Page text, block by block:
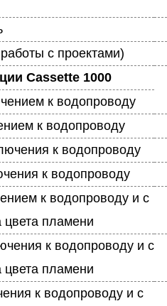
с проектами)
Cassette 1000
к водопроводу
к водопроводу
к водопроводу
к водопроводу
к водопроводу и с
пламени
к водопроводу и с
пламени
к водопроводу и с